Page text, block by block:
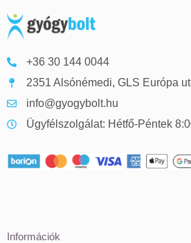
+36 30 144 0044
2351 Alsónémedi, GLS Európa
info@gyogybolt.hu
Ügyfélszolgálat: Hétfő-Péntek
Információk